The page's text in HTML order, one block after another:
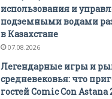
использования и
подземными водами
в Казахстане
07.08.2026
Легендарные игры и
средневековья: что
гостей Comic Con Astana